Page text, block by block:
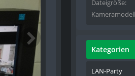
Dateigröße
Kameramodell
Kategorien
LAN-Party